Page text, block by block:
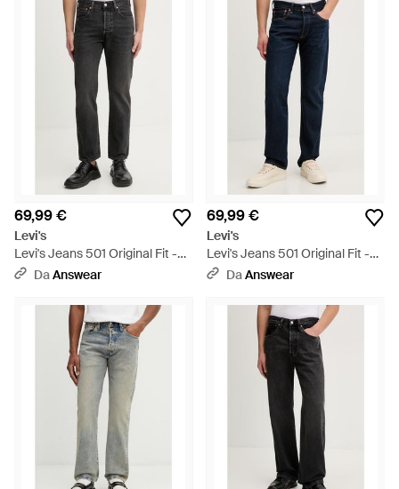
69,99 €
Levi's
Levi's Jeans 501 Original Fit -
NeroDaAnswear
69,99 €
Levi's
Levi's Jeans 501 Original Fit -
Blu DaAnswear